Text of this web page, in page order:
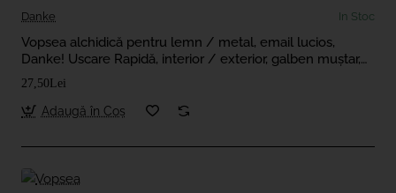
Danke In Stoc
Vopsea alchidică pentru lemn / metal, email lucios,
Danke! Uscare Rapidă, interior / exterior, galben muștar,
0.75L
27,50Lei
Adaugă în Coş